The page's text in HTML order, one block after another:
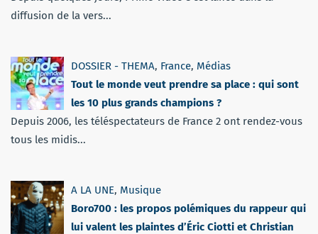
diffusion de la vers...
DOSSIER - THEMA, France, Médias
Tout le monde veut prendre sa place : qui sont
les 10 plus grands champions ?
Depuis 2006, les téléspectateurs de France 2 ont rendez-vous
tous les midis...
A LA UNE, Musique
Boro700 : les propos polémiques du rappeur qui
lui valent les plaintes d’Éric Ciotti et Christian